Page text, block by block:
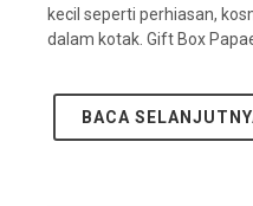
kecil seperti perhiasan,
dalam kotak. Gift Box
BACA